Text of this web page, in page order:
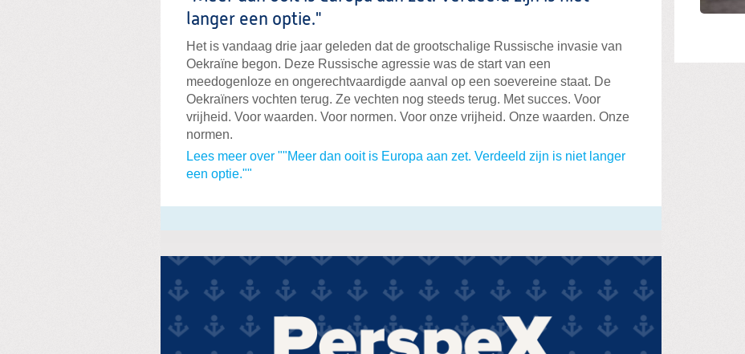
langer een optie."
Het is vandaag drie jaar geleden dat de grootschalige Russische invasie van
Oekraïne begon. Deze Russische agressie was de start van een
meedogenloze en ongerechtvaardigde aanval op een soevereine staat. De
Oekraïners vochten terug. Ze vechten nog steeds terug. Met succes. Voor
vrijheid. Voor waarden. Voor normen. Voor onze vrijheid. Onze waarden. Onze
normen.
Lees meer over ""Meer dan ooit is Europa aan zet. Verdeeld zijn is niet langer
een optie.""